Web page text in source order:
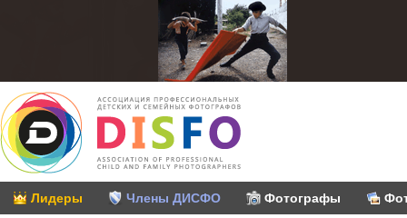
Лидеры Члены ДИСФО Фотографы